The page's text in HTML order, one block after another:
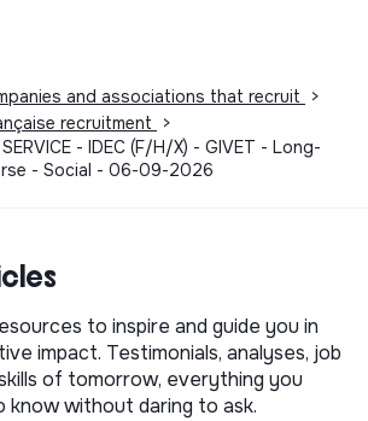
and associations that recruit
>
recruitment
>
SERVICE - IDEC (F/H/X) - GIVET - Long-
- Social - 06-09-2026
to inspire and guide you in
impact. Testimonials, analyses, job
of tomorrow, everything you
know without daring to ask.